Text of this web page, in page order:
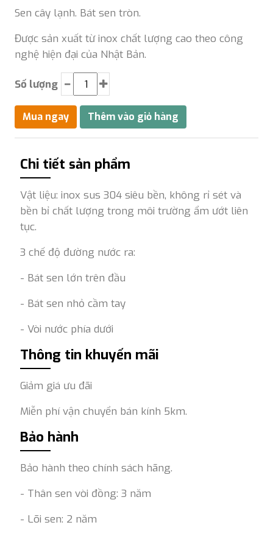
Sen cây lạnh. Bát sen tròn.
Được sản xuất từ inox chất lượng cao theo công
nghệ hiện đại của Nhật Bản.
Số lượng
Chi tiết sản phẩm
Vật liệu: inox sus 304 siêu bền, không rỉ sét và
bền bỉ chất lượng trong môi trường ẩm ướt liên
tục.
3 chế độ đường nước ra:
- Bát sen lớn trên đầu
- Bát sen nhỏ cầm tay
- Vòi nước phía dưới
Thông tin khuyến mãi
Giảm giá ưu đãi
Miễn phí vận chuyển bán kính 5km.
Bảo hành
Bảo hành theo chính sách hãng.
- Thân sen vòi đồng: 3 năm
- Lõi sen: 2 năm